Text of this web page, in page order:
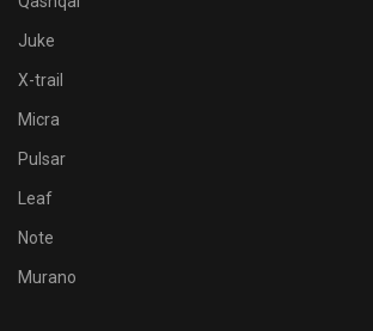
Juke
X-trail
Micra
Pulsar
Leaf
Note
Murano